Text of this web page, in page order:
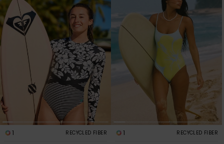
1 RECYCLED FIBER 1 RECYCLED FIBER